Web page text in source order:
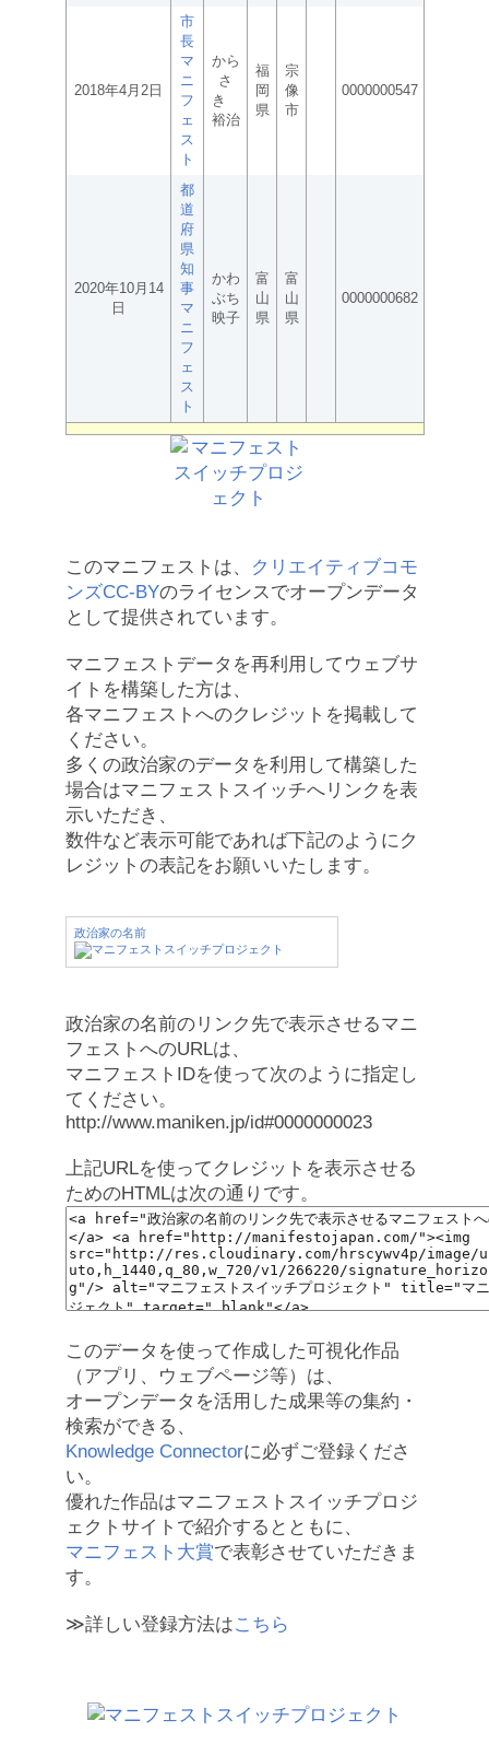
2018年4月2日
市
長
マ
ニ
フ
ェ
ス
ト
から
さ
き
裕治
福
岡
県
宗
像
市
0000000547
2020年10月14
日
都
道
府
県
知
事
マ
ニ
フ
ェ
ス
ト
かわ
ぶち
映子
富
山
県
富
山
県
0000000682
このマニフェストは、
クリエイティブコモ
ンズCC-BYのライセンスでオープンデータ
として提供されています。
マニフェストデータを再利用してウェブサ
イトを構築した方は、
各マニフェストへのクレジットを掲載して
ください。
多くの政治家のデータを利用して構築した
場合はマニフェストスイッチへリンクを表
示いただき、
数件など表示可能であれば下記のようにク
レジットの表記をお願いいたします。
政治家の名前
政治家の名前のリンク先で表示させるマニ
フェストへのURLは、
マニフェストIDを使って次のように指定し
てください。
http://www.maniken.jp/id#0000000023
上記URLを使ってクレジットを表示させる
ためのHTMLは次の通りです。
このデータを使って作成した可視化作品
（アプリ、ウェブページ等）は、
オープンデータを活用した成果等の集約・
検索ができる、
Knowledge Connectorに必ずご登録くださ
い。
優れた作品はマニフェストスイッチプロジ
ェクトサイトで紹介するとともに、
マニフェスト大賞で表彰させていただきま
す。
≫詳しい登録方法はこちら